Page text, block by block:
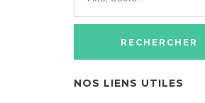
NOS LIENS UTILES